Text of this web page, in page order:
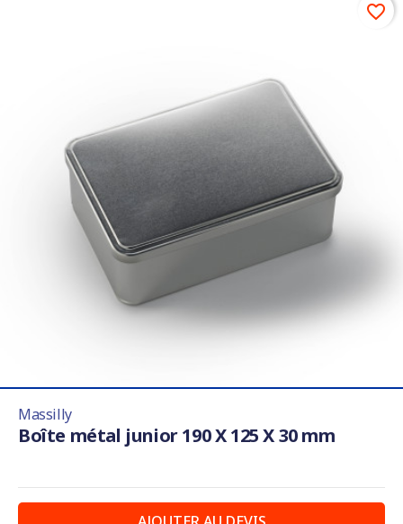
Massilly
Boîte métal junior 190 X 125 X 30 mm
favorite_border